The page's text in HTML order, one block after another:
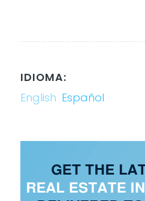
IDIOMA:
English Español